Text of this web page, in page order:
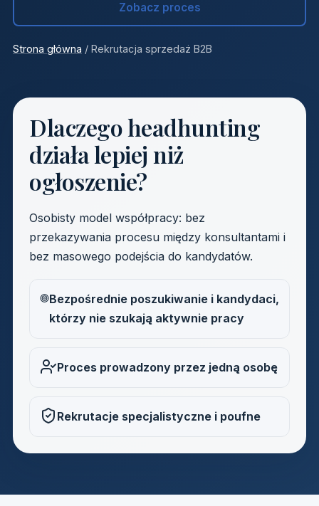
Zobacz proces
Strona główna / Rekrutacja sprzedaż B2B
Dlaczego headhunting
działa lepiej niż
ogłoszenie?
Osobisty model współpracy: bez
przekazywania procesu między konsultantami i
bez masowego podejścia do kandydatów.
Bezpośrednie poszukiwanie i kandydaci,
którzy nie szukają aktywnie pracy
Proces prowadzony przez jedną osobę
Rekrutacje specjalistyczne i poufne